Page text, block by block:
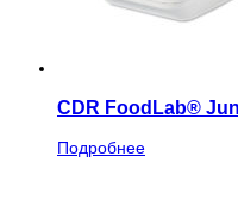
CDR FoodLab®
Подробнее